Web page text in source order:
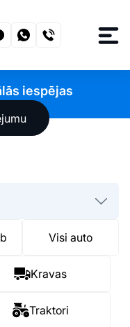
iespējas
Visi auto
Kravas
Traktori